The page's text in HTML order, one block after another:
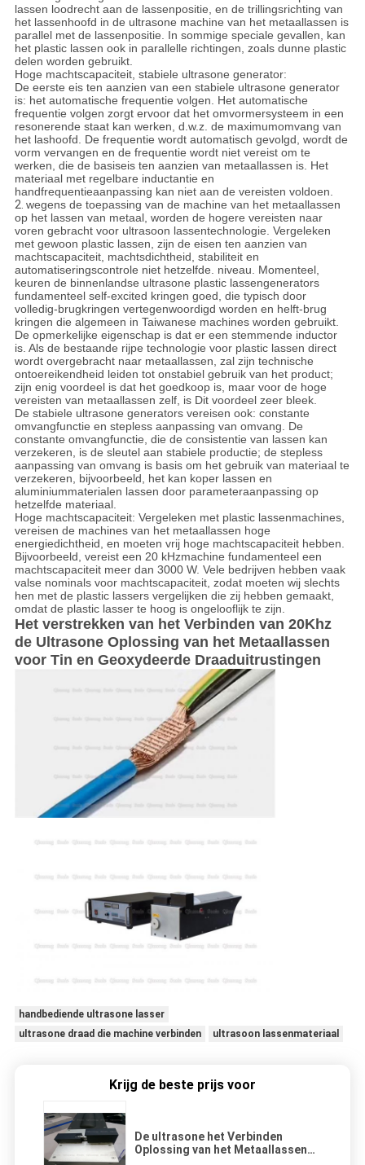
lassen loodrecht aan de lassenpositie, en de trillingsrichting van
het lassenhoofd in de ultrasone machine van het metaallassen is
parallel met de lassenpositie. In sommige speciale gevallen, kan
het plastic lassen ook in parallelle richtingen, zoals dunne plastic
delen worden gebruikt.
Hoge machtscapaciteit, stabiele ultrasone generator:
De eerste eis ten aanzien van een stabiele ultrasone generator
is: het automatische frequentie volgen. Het automatische
frequentie volgen zorgt ervoor dat het omvormersysteem in een
resonerende staat kan werken, d.w.z. de maximumomvang van
het lashoofd. De frequentie wordt automatisch gevolgd, wordt de
vorm vervangen en de frequentie wordt niet vereist om te
werken, die de basiseis ten aanzien van metaallassen is. Het
materiaal met regelbare inductantie en
handfrequentieaanpassing kan niet aan de vereisten voldoen.
2. wegens de toepassing van de machine van het metaallassen
op het lassen van metaal, worden de hogere vereisten naar
voren gebracht voor ultrasoon lassentechnologie. Vergeleken
met gewoon plastic lassen, zijn de eisen ten aanzien van
machtscapaciteit, machtsdichtheid, stabiliteit en
automatiseringscontrole niet hetzelfde. niveau. Momenteel,
keuren de binnenlandse ultrasone plastic lassengenerators
fundamenteel self-excited kringen goed, die typisch door
volledig-brugkringen vertegenwoordigd worden en helft-brug
kringen die algemeen in Taiwanese machines worden gebruikt.
De opmerkelijke eigenschap is dat er een stemmende inductor
is. Als de bestaande rijpe technologie voor plastic lassen direct
wordt overgebracht naar metaallassen, zal zijn technische
ontoereikendheid leiden tot onstabiel gebruik van het product;
zijn enig voordeel is dat het goedkoop is, maar voor de hoge
vereisten van metaallassen zelf, is Dit voordeel zeer bleek.
De stabiele ultrasone generators vereisen ook: constante
omvangfunctie en stepless aanpassing van omvang. De
constante omvangfunctie, die de consistentie van lassen kan
verzekeren, is de sleutel aan stabiele productie; de stepless
aanpassing van omvang is basis om het gebruik van materiaal te
verzekeren, bijvoorbeeld, het kan koper lassen en
aluminiummaterialen lassen door parameteraanpassing op
hetzelfde materiaal.
Hoge machtscapaciteit: Vergeleken met plastic lassenmachines,
vereisen de machines van het metaallassen hoge
energiedichtheid, en moeten vrij hoge machtscapaciteit hebben.
Bijvoorbeeld, vereist een 20 kHzmachine fundamenteel een
machtscapaciteit meer dan 3000 W. Vele bedrijven hebben vaak
valse nominals voor machtscapaciteit, zodat moeten wij slechts
hen met de plastic lassers vergelijken die zij hebben gemaakt,
omdat de plastic lasser te hoog is ongelooflijk te zijn.
Het verstrekken van het Verbinden van 20Khz
de Ultrasone Oplossing van het Metaallassen
voor Tin en Geoxydeerde Draaduitrustingen
handbediende ultrasone lasser
ultrasone draad die machine verbinden
ultrasoon lassenmateriaal
Krijg de beste prijs voor
De ultrasone het Verbinden
Oplossing van het Metaallassen